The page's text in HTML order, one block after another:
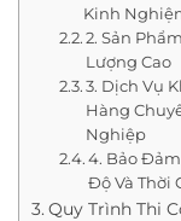
Kinh
2. Sản
Lượng Cao
3. Dịch Vụ
Hàng
Nghiệp
4. Bảo
Độ Và Thời
Quy Trình Thi